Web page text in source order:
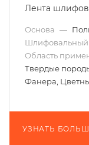
Лента
Основа —
Шлифовальный
Область
Твердые
Фанера,
УЗНАТЬ